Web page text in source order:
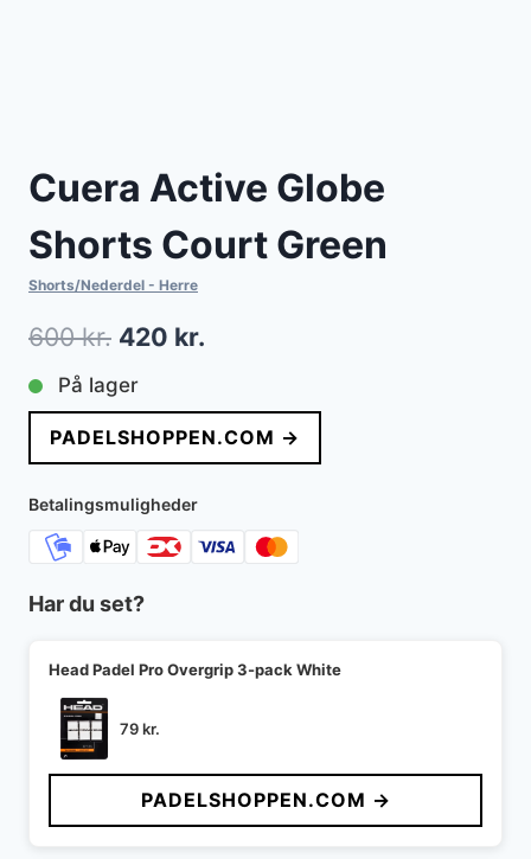
Cuera Active Globe
Shorts Court Green
Shorts/Nederdel - Herre
600kr. Den
oprindelige
pris
var:
600 kr..
420 kr.
pris
er:
På lager
PADELSHOPPEN.COM →
Betalingsmuligheder
Har du set?
Head Padel Pro Overgrip 3-pack White
79kr.
PADELSHOPPEN.COM →